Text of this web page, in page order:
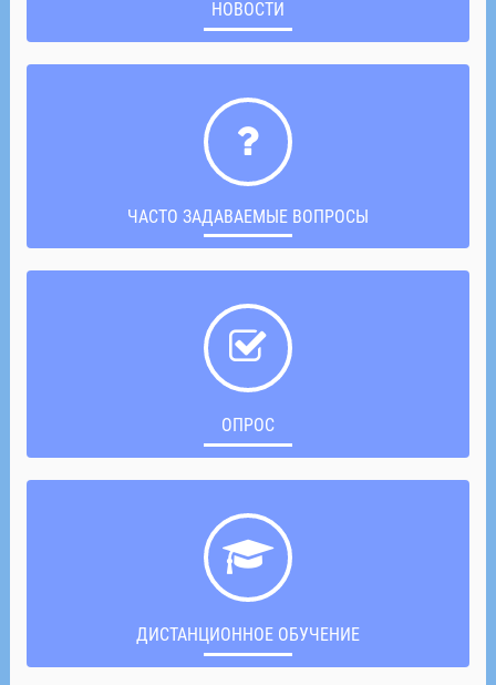
НОВОСТИ
ЧАСТО ЗАДАВАЕМЫЕ ВОПРОСЫ
ОПРОС
ДИСТАНЦИОННОЕ ОБУЧЕНИЕ